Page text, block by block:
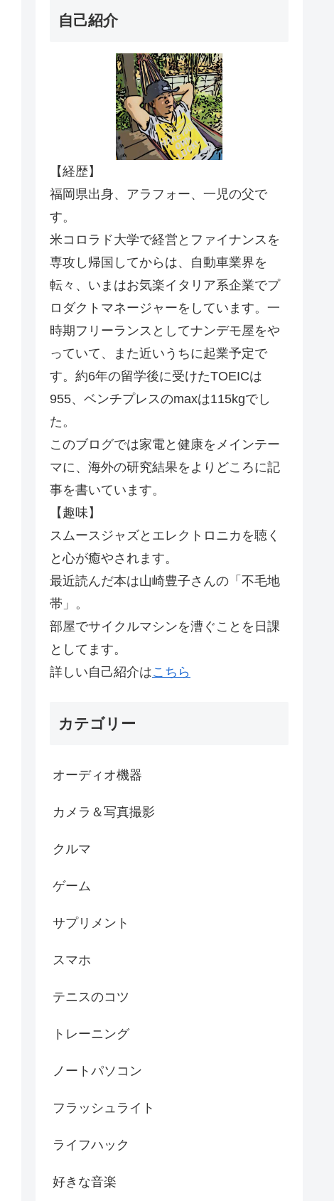
自己紹介
【経歴】
福岡県出身、アラフォー、一児の父で
す。
米コロラド大学で経営とファイナンスを
専攻し帰国してからは、自動車業界を
転々、いまはお気楽イタリア系企業でプ
ロダクトマネージャーをしています。一
時期フリーランスとしてナンデモ屋をや
っていて、また近いうちに起業予定で
す。約6年の留学後に受けたTOEICは
955、ベンチプレスのmaxは115kgでし
た。
このブログでは家電と健康をメインテー
マに、海外の研究結果をよりどころに記
事を書いています。
【趣味】
スムースジャズとエレクトロニカを聴く
と心が癒やされます。
最近読んだ本は山崎豊子さんの「不毛地
帯」。
部屋でサイクルマシンを漕ぐことを日課
としてます。
詳しい自己紹介はこちら
カテゴリー
オーディオ機器
カメラ＆写真撮影
クルマ
ゲーム
サプリメント
スマホ
テニスのコツ
トレーニング
ノートパソコン
フラッシュライト
ライフハック
好きな音楽